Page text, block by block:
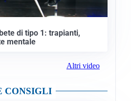
di tipo 1: trapianti,
mentale
Altri video
CONSIGLI